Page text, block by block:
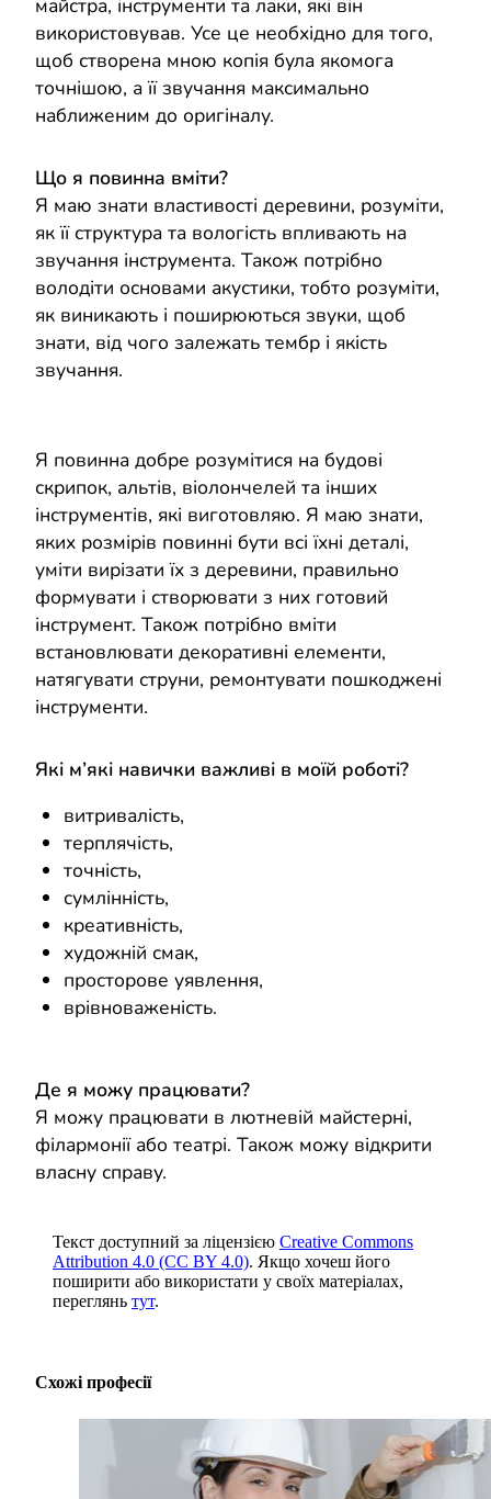
майстра, інструменти та лаки, які він
використовував. Усе це необхідно для того,
щоб створена мною копія була якомога
точнішою, а її звучання максимально
наближеним до оригіналу.
Що я повинна вміти?
Я маю знати властивості деревини, розуміти,
як її структура та вологість впливають на
звучання інструмента. Також потрібно
володіти основами акустики, тобто розуміти,
як виникають і поширюються звуки, щоб
знати, від чого залежать тембр і якість
звучання.
Я повинна добре розумітися на будові
скрипок, альтів, віолончелей та інших
інструментів, які виготовляю. Я маю знати,
яких розмірів повинні бути всі їхні деталі,
уміти вирізати їх з деревини, правильно
формувати і створювати з них готовий
інструмент. Також потрібно вміти
встановлювати декоративні елементи,
натягувати струни, ремонтувати пошкоджені
інструменти.
Які м’які навички важливі в моїй роботі?
витривалість,
терплячість,
точність,
сумлінність,
креативність,
художній смак,
просторове уявлення,
врівноваженість.
Де я можу працювати?
Я можу працювати в лютневій майстерні,
філармонії або театрі. Також можу відкрити
власну справу.
Текст доступний за ліцензією Creative Commons
Attribution 4.0 (CC BY 4.0). Якщо хочеш його
поширити або використати у своїх матеріалах,
переглянь тут.
Схожі професії